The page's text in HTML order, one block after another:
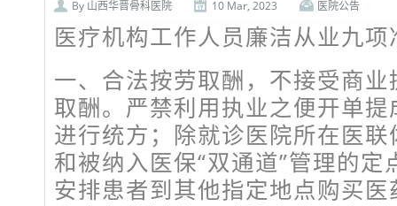
By 山西华晋骨科医院 10 Mar, 2023 医院公告
医疗机构工作人员廉洁从业九项
一、合法按劳取酬，不接受商
取酬。严禁利用执业之便开单
进行统方；除就诊医院所在医
和被纳入医保“双通道”管理的
安排患者到其他指定地点购买